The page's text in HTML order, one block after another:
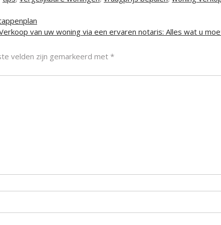
van uw woning via een ervaren notaris: Alles wat u
velden zijn gemarkeerd met *